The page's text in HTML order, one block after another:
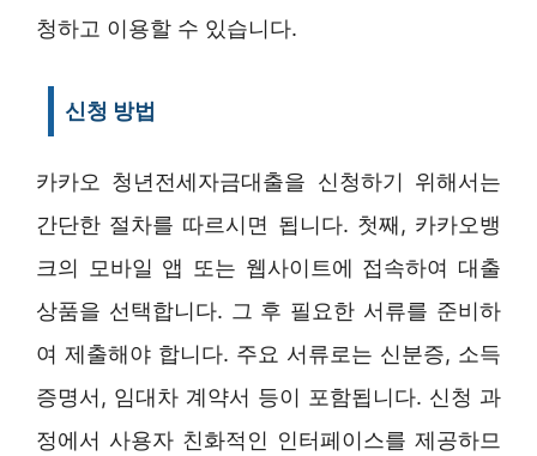
청하고 이용할 수 있습니다.
신청 방법
카카오 청년전세자금대출을 신청하기 위해서는
간단한 절차를 따르시면 됩니다. 첫째, 카카오뱅
크의 모바일 앱 또는 웹사이트에 접속하여 대출
상품을 선택합니다. 그 후 필요한 서류를 준비하
여 제출해야 합니다. 주요 서류로는 신분증, 소득
증명서, 임대차 계약서 등이 포함됩니다. 신청 과
정에서 사용자 친화적인 인터페이스를 제공하므